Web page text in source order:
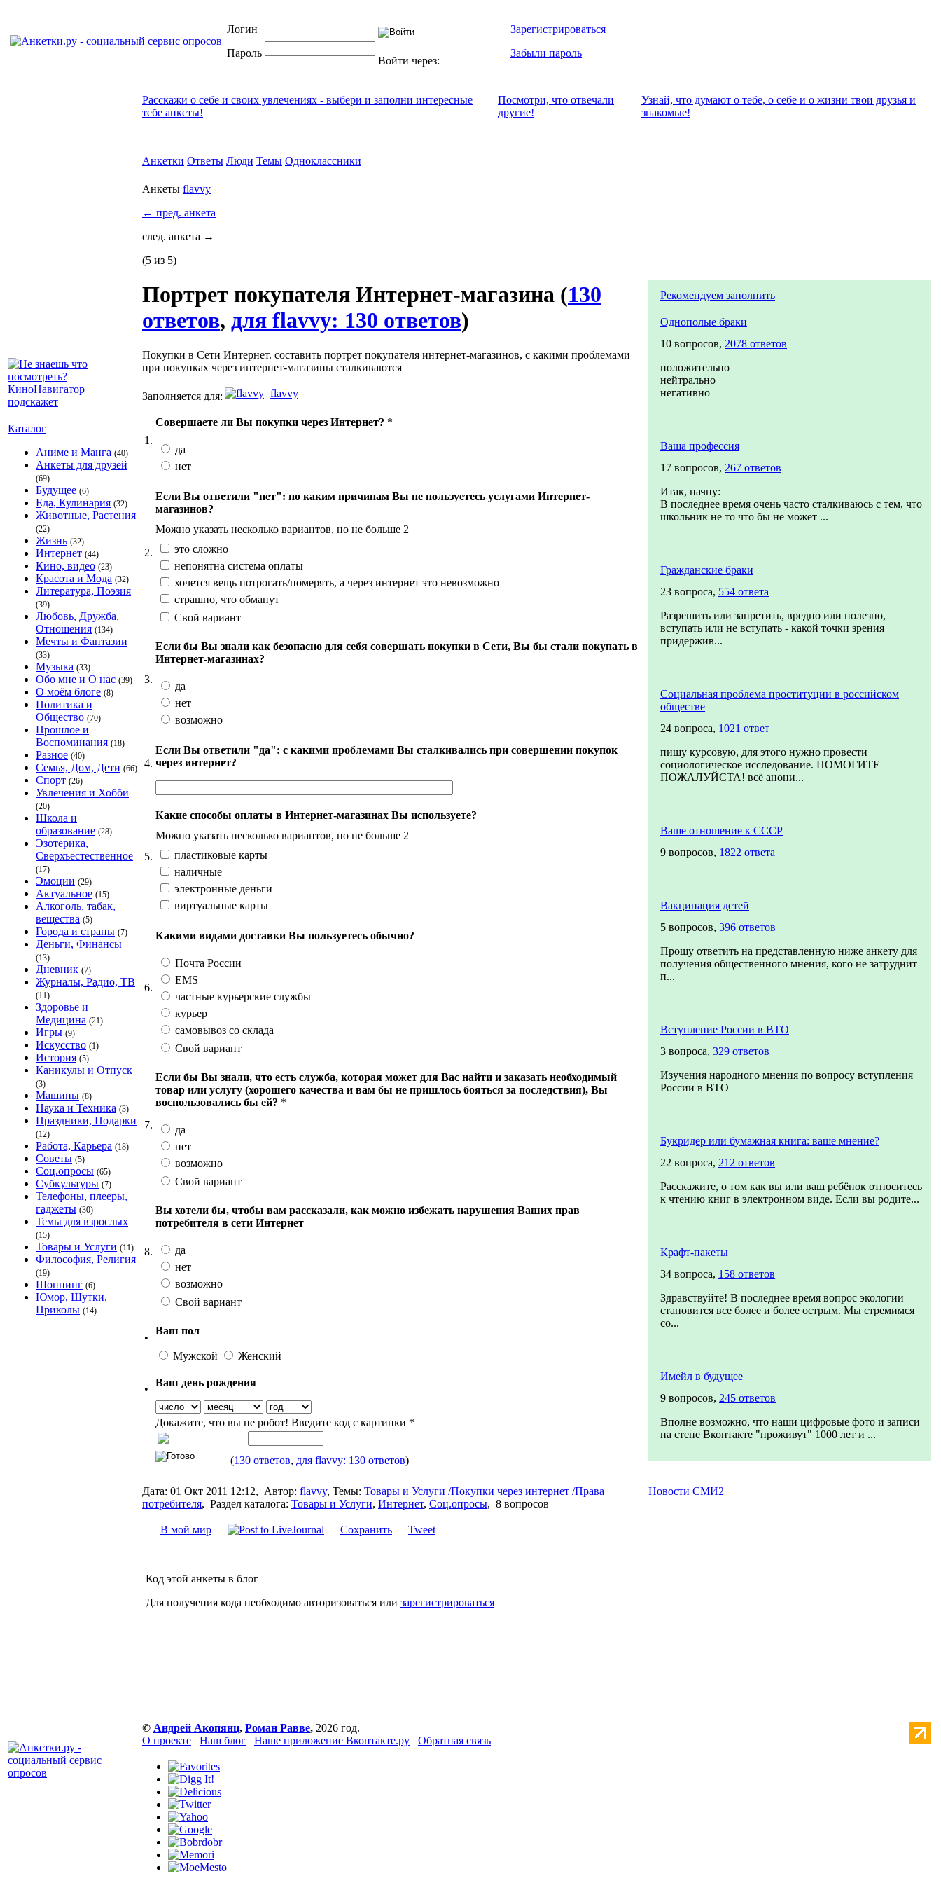
Логин
Пароль
Войти через:
Зарегистрироваться
Забыли пароль
Каталог
Аниме и Манга (40)
Анкеты для друзей
(69)
Будущее (6)
Еда, Кулинария (32)
Животные, Растения
(22)
Жизнь (32)
Интернет (44)
Кино, видео (23)
Красота и Мода (32)
Литература, Поэзия
(39)
Любовь, Дружба,
Отношения (134)
Мечты и Фантазии
(33)
Музыка (33)
Обо мне и О нас (39)
О моём блоге (8)
Политика и
Общество (70)
Прошлое и
Воспоминания (18)
Разное (40)
Семья, Дом, Дети (66)
Спорт (26)
Увлечения и Хобби
(20)
Школа и
образование (28)
Эзотерика,
Сверхъестественное
(17)
Эмоции (29)
Актуальное (15)
Алкоголь, табак,
вещества (5)
Города и страны (7)
Деньги, Финансы
(13)
Дневник (7)
Журналы, Радио, ТВ
(11)
Здоровье и
Медицина (21)
Игры (9)
Искусство (1)
История (5)
Каникулы и Отпуск
(3)
Машины (8)
Наука и Техника (3)
Праздники, Подарки
(12)
Работа, Карьера (18)
Советы (5)
Соц.опросы (65)
Субкультуры (7)
Телефоны, плееры,
гаджеты (30)
Темы для взрослых
(15)
Товары и Услуги (11)
Философия, Религия
(19)
Шоппинг (6)
Юмор, Шутки,
Приколы (14)
Расскажи о себе и своих увлечениях - выбери и заполни интересные
тебе анкеты!
Посмотри, что отвeчали
другие!
Узнай, что думают о тебе, о себе и о жизни твои друзья и
знакомые!
Анкетки Ответы Люди Темы Одноклассники
Анкеты flavvy
← пред. анкета
след. анкета →
(5 из 5)
Портрет покупателя Интернет-магазина (130
ответов, для flavvy: 130 ответов)
Покупки в Сети Интернет. составить портрет покупателя интернет-магазинов, с какими проблемами
при покупках через интернет-магазины сталкиваются
Заполняется для: flavvy
1.
Совершаете ли Вы покупки через Интернет? *
да
нет
2.
Если Вы ответили "нет": по каким причинам Вы не пользуетесь услугами Интернет-
магазинов?
Можно указать несколько вариантов, но не больше 2
это сложно
непонятна система оплаты
хочется вещь потрогать/померять, а через интернет это невозможно
страшно, что обманут
Свой вариант
3.
Если бы Вы знали как безопасно для себя совершать покупки в Сети, Вы бы стали покупать в
Интернет-магазинах?
да
нет
возможно
4.
Если Вы ответили "да": с какими проблемами Вы сталкивались при совершении покупок
через интернет?
5.
Какие способы оплаты в Интернет-магазинах Вы используете?
Можно указать несколько вариантов, но не больше 2
пластиковые карты
наличные
электронные деньги
виртуальные карты
6.
Какими видами доставки Вы пользуетесь обычно?
Почта России
EMS
частные курьерские службы
курьер
самовывоз со склада
Свой вариант
7.
Если бы Вы знали, что есть служба, которая может для Вас найти и заказать необходимый
товар или услугу (хорошего качества и вам бы не пришлось бояться за последствия), Вы
воспользовались бы ей? *
да
нет
возможно
Свой вариант
8.
Вы хотели бы, чтобы вам рассказали, как можно избежать нарушения Ваших прав
потребителя в сети Интернет
да
нет
возможно
Свой вариант
•
Ваш пол
Мужской Женский
•
Ваш день рождения
Докажите, что вы не робот! Введите код с картинки *
(130 ответов, для flavvy: 130 ответов)
Дата: 01 Окт 2011 12:12, Автор: flavvy, Темы: Товары и Услуги /Покупки через интернет /Права
потребителя, Раздел каталога: Товары и Услуги, Интернет, Соц.опросы, 8 вопросов
В мой мир Сохранить Tweet
Код этой анкеты в блог
Для получения кода необходимо авторизоваться или зарегистрироваться
Рекомендуем заполнить
Однополые браки
10 вопросов, 2078 ответов
положительно
нейтрально
негативно
Ваша профессия
17 вопросов, 267 ответов
Итак, начну:
В последнее время очень часто сталкиваюсь с тем, что
школьник не то что бы не может ...
Гражданские браки
23 вопроса, 554 ответа
Разрешить или запретить, вредно или полезно,
вступать или не вступать - какой точки зрения
придержив...
Социальная проблема проституции в российском
обществе
24 вопроса, 1021 ответ
пишу курсовую, для этого нужно провести
социологическое исследование. ПОМОГИТЕ
ПОЖАЛУЙСТА! всё анони...
Ваше отношение к СССР
9 вопросов, 1822 ответа
Вакцинация детей
5 вопросов, 396 ответов
Прошу ответить на представленную ниже анкету для
получения общественного мнения, кого не затруднит
п...
Вступление России в ВТО
3 вопроса, 329 ответов
Изучения народного мнения по вопросу вступления
России в ВТО
Букридер или бумажная книга: ваше мнение?
22 вопроса, 212 ответов
Расскажите, о том как вы или ваш ребёнок относитесь
к чтению книг в электронном виде. Если вы родите...
Крафт-пакеты
34 вопроса, 158 ответов
Здравствуйте! В последнее время вопрос экологии
становится все более и более острым. Мы стремимся
со...
Имейл в будущее
9 вопросов, 245 ответов
Вполне возможно, что наши цифровые фото и записи
на стене Вконтакте "проживут" 1000 лет и ...
Новости СМИ2
© Андрей Акопянц, Роман Равве, 2026 год.
О проекте
Наш блог Наше приложение Вконтакте.ру Обратная связь